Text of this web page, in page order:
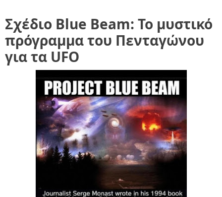
Σχέδιο Blue Beam: Το μυστικό
πρόγραμμα του Πενταγώνου
για τα UFO